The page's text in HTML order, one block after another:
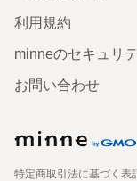
利用規約
minneのセキュリ
お問い合わせ
特定商取引法に基づく表